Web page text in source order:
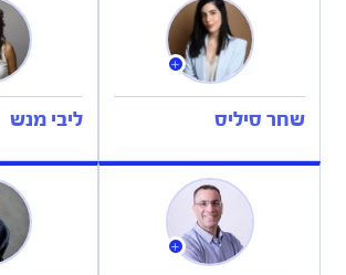
שחר סיליס ליבי מנש